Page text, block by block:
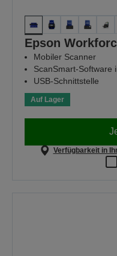
Epson
Mobiler Scanner
ScanSmart-Software
USB-Schnittstelle
Auf Lager
Verfügbarkeit in